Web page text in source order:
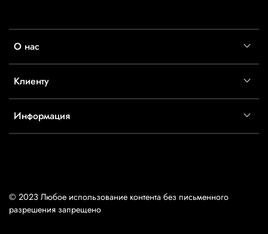
О нас
Клиенту
Информация
© 2023 Любое использование контента без письменного
разрешения запрещено